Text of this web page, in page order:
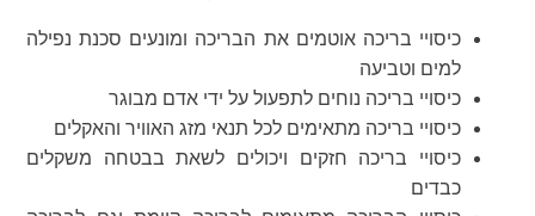
כיסויי בריכה אוטמים את הבריכה ומונעים סכנת נפילה
למים וטביעה
כיסויי בריכה נוחים לתפעול על ידי אדם מבוגר
כיסויי בריכה מתאימים לכל תנאי מזג האוויר והאקלים
כיסויי בריכה חזקים ויכולים לשאת בבטחה משקלים
כבדים